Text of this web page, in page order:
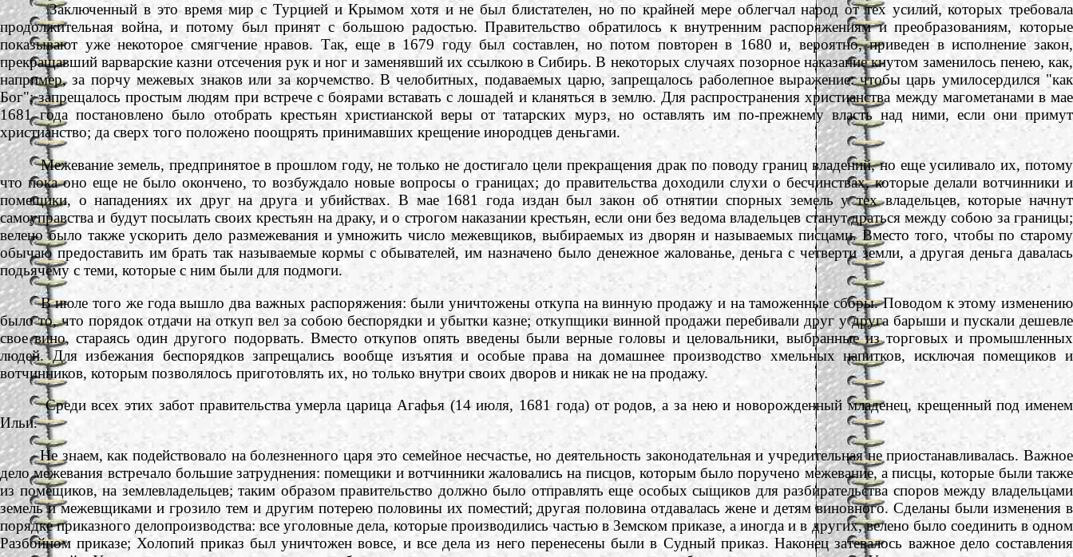
Заключенный в это время мир с Турцией и Крымом хотя и не был блистателен, но по крайней мере облегчал народ от тех усилий, которых требовала
продолжительная война, и потому был принят с большою радостью. Правительство обратилось к внутренним распоряжениям и преобразованиям, которые
показывают уже некоторое смягчение нравов. Так, еще в 1679 году был составлен, но потом повторен в 1680 и, вероятно, приведен в исполнение закон,
прекращавший варварские казни отсечения рук и ног и заменявший их ссылкою в Сибирь. В некоторых случаях позорное наказание кнутом заменилось пенею, как,
например, за порчу межевых знаков или за корчемство. В челобитных, подаваемых царю, запрещалось раболепное выражение: чтобы царь умилосердился "как
Бог"; запрещалось простым людям при встрече с боярами вставать с лошадей и кланяться в землю. Для распространения христианства между магометанами в мае
1681 года постановлено было отобрать крестьян христианской веры от татарских мурз, но оставлять им по-прежнему власть над ними, если они примут
христианство; да сверх того положено поощрять принимавших крещение инородцев деньгами.
Межевание земель, предпринятое в прошлом году, не только не достигало цели прекращения драк по поводу границ владений, но еще усиливало их, потому
что пока оно еще не было окончено, то возбуждало новые вопросы о границах; до правительства доходили слухи о бесчинствах, которые делали вотчинники и
помещики, о нападениях их друг на друга и убийствах. В мае 1681 года издан был закон об отнятии спорных земель у тех владельцев, которые начнут
самоуправства и будут посылать своих крестьян на драку, и о строгом наказании крестьян, если они без ведома владельцев станут драться между собою за границы;
велено было также ускорить дело размежевания и умножить число межевщиков, выбираемых из дворян и называемых писцами. Вместо того, чтобы по старому
обычаю предоставить им брать так называемые кормы с обывателей, им назначено было денежное жалованье, деньга с четверти земли, а другая деньга давалась
подьячему с теми, которые с ним были для подмоги.
В июле того же года вышло два важных распоряжения: были уничтожены откупа на винную продажу и на таможенные сборы. Поводом к этому изменению
было то, что порядок отдачи на откуп вел за собою беспорядки и убытки казне; откупщики винной продажи перебивали друг у друга барыши и пускали дешевле
свое вино, стараясь один другого подорвать. Вместо откупов опять введены были верные головы и целовальники, выбранные из торговых и промышленных
людей. Для избежания беспорядков запрещались вообще изъятия и особые права на домашнее производство хмельных напитков, исключая помещиков и
вотчинников, которым позволялось приготовлять их, но только внутри своих дворов и никак не на продажу.
Среди всех этих забот правительства умерла царица Агафья (14 июля, 1681 года) от родов, а за нею и новорожденный младенец, крещенный под именем
Ильи.
Не знаем, как подействовало на болезненного царя это семейное несчастье, но деятельность законодательная и учредительная не приостанавливалась. Важное
дело межевания встречало большие затруднения: помещики и вотчинники жаловались на писцов, которым было поручено межевание, а писцы, которые были также
из помещиков, на землевладельцев; таким образом правительство должно было отправлять еще особых сыщиков для разбирательства споров между владельцами
земель и межевщиками и грозило тем и другим потерею половины их поместий; другая половина отдавалась жене и детям виновного. Сделаны были изменения в
порядке приказного делопроизводства: все уголовные дела, которые производились частью в Земском приказе, а иногда и в других, велено было соединить в одном
Разбойном приказе; Холопий приказ был уничтожен вовсе, и все дела из него перенесены были в Судный приказ. Наконец затевалось важное дело составления